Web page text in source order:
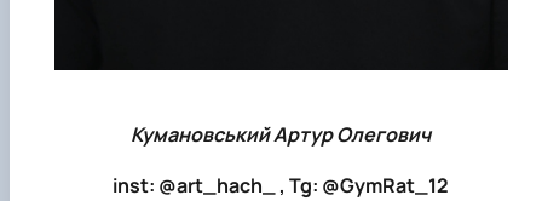
Кумановський Артур Олегович
inst: @art_hach_ , Tg: @GymRat_12